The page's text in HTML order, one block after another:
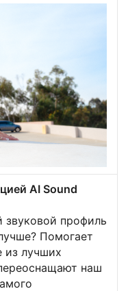
AI Sound
звуковой профиль
Помогает
из лучших
наш